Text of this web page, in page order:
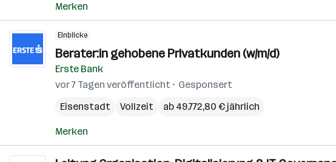
Merken
Einblicke
Berater:in gehobene Privatkunden (w/m/d)
Erste Bank
vor 7 Tagen veröffentlicht
Gesponsert
Eisenstadt
Vollzeit ab 49.772,80 € jährlich
Merken